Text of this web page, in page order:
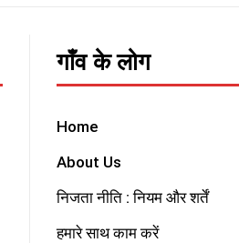
गाँव के लोग
Home
About Us
निजता नीति : नियम और शर्तें
हमारे साथ काम करें